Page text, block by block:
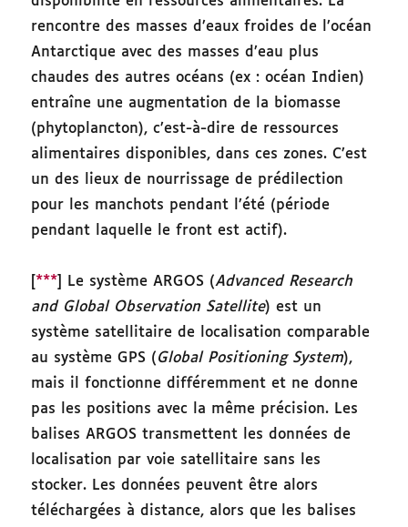
rencontre des masses d’eaux froides de l’océan
Antarctique avec des masses d’eau plus
chaudes des autres océans (ex : océan Indien)
entraîne une augmentation de la biomasse
(phytoplancton), c’est-à-dire de ressources
alimentaires disponibles, dans ces zones. C’est
un des lieux de nourrissage de prédilection
pour les manchots pendant l’été (période
pendant laquelle le front est actif).
*** ] Le système ARGOS (Advanced Research
and Global Observation Satellite) est un
système satellitaire de localisation comparable
au système GPS (Global Positioning System),
mais il fonctionne différemment et ne donne
pas les positions avec la même précision. Les
balises ARGOS transmettent les données de
localisation par voie satellitaire sans les
stocker. Les données peuvent être alors
téléchargées à distance, alors que les balises